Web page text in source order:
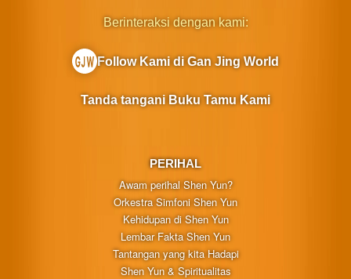
PERIHAL
Awam perihal Shen Yun?
Orkestra Simfoni Shen Yun
Kehidupan di Shen Yun
Lembar Fakta Shen Yun
Tantangan yang kita Hadapi
Shen Yun & Spiritualitas
Berinteraksi dengan kami:
Follow Kami di Gan Jing World
Tanda tangani Buku Tamu Kami